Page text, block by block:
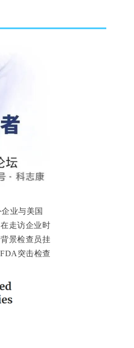
业与美国
走访企业时
景检查员挂
FDA 突击检查